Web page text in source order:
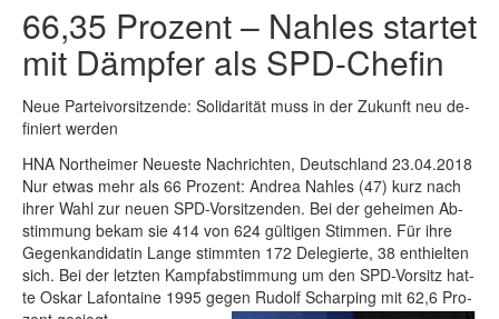
66,35 Pro­zent – Nah­les star­tet
mit Dämp­fer als SPD-Che­fin
Neue Par­tei­vor­sit­zen­de: So­li­da­ri­tät muss in der Zu­kunft neu de­
fi­niert wer­den
HNA Northeimer Neueste Nachrichten, Deutschland 23.04.2018
Nur et­was mehr als 66 Pro­zent: Andrea Nah­les (47) kurz nach
ih­rer Wahl zur neu­en SPD-Vor­sit­zen­den. Bei der ge­hei­men Ab­
stim­mung be­kam sie 414 von 624 gül­ti­gen Stim­men. Für ih­re
Ge­gen­kan­di­da­tin Lan­ge stimm­ten 172 De­le­gier­te, 38 ent­hiel­ten
sich. Bei der letz­ten Kampf­ab­stim­mung um den SPD-Vor­sitz hat­
te Os­kar La­fon­tai­ne 1995 ge­gen Ru­dolf Schar­ping mit 62,6 Pro­